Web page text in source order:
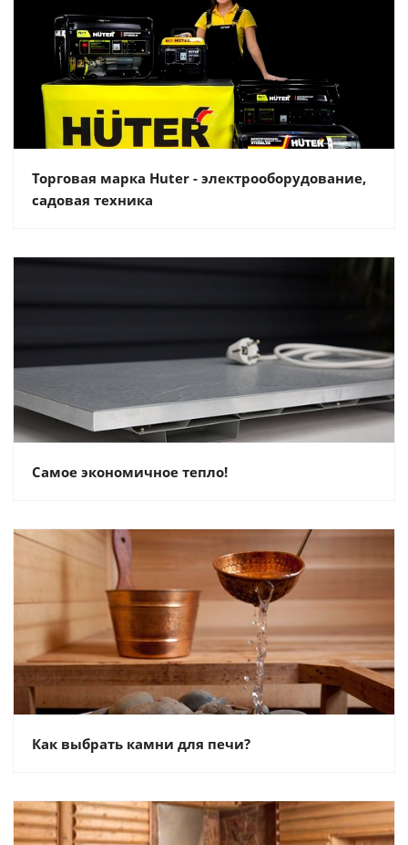
Торговая марка Huter - электрооборудование,
садовая техника
Самое экономичное тепло!
Как выбрать камни для печи?